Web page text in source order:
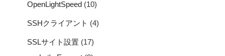
OpenLightSpeed (10)
SSHクライアント (4)
SSLサイト設置 (17)